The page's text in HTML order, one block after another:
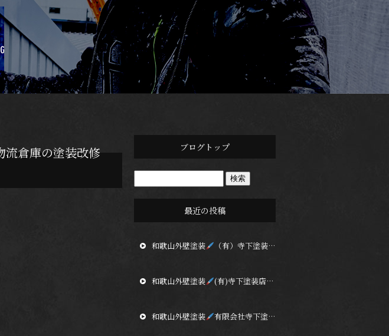
倉庫の塗装改修
ブログトップ
最近の投稿
和歌山外壁塗装 （有）寺下塗装店 厳しい残暑が続いております
和歌山外壁塗装 (有)寺下塗装店 自社第二倉庫２階部分が完成しました
和歌山外壁塗装 有限会社寺下塗装店 第二倉庫の床の改修が始まりました